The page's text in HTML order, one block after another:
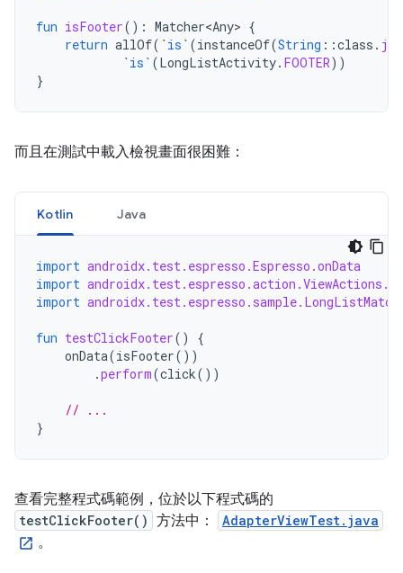
fun isFooter(): Matcher<Any> {
return allOf( `is ` (instanceOf(String ::class .
`is ` (LongListActivity. FOOTER))
}
而且在測試中載入檢視畫面很困難：
Kotlin Java
import androidx.test.espresso.Espresso.onData
import
import
fun testClickFooter()
{
onData(isFooter())
.perform(click())
// ...
}
查看完整程式碼範例，位於以下程式碼的
testClickFooter() 方法中： AdapterViewTest.java
。